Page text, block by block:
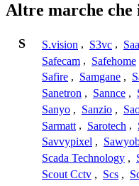
Altre marche
S S.vision , S3vc ,
Safecam , Safehome
Safire , Samgane ,
Sanetron , Sannce ,
Sanyo , Sanzio ,
Sarmatt , Sarotech ,
Savvypixel ,
Scada Technology ,
Scout Cctv , Scs ,